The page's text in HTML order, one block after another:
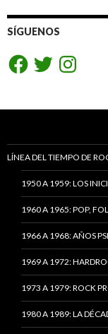
SÍGUENOS
FacebookTwitterInstagram
LÍNEA DEL TIEMPO DE
1950 A 1959: LOS
1960 A 1965: POP,
1966 A 1968: AÑOS
1969 A 1972:
1973 A 1979: ROCK
1980 A 1989: LA